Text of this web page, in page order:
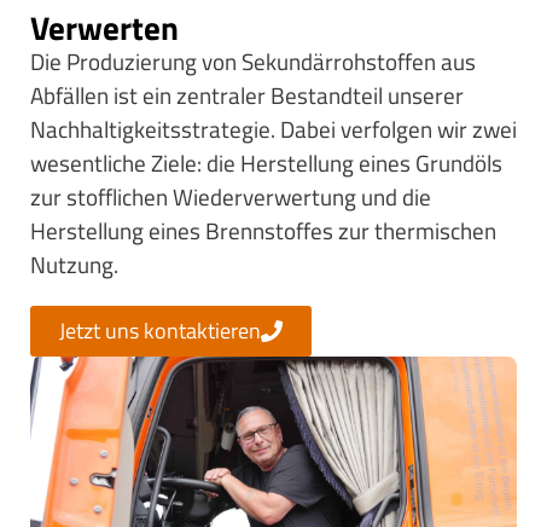
Verwerten
Die Produzierung von Sekundärrohstoffen aus
Abfällen ist ein zentraler Bestandteil unserer
Nachhaltigkeitsstrategie. Dabei verfolgen wir zwei
wesentliche Ziele: die Herstellung eines Grundöls
zur stofflichen Wiederverwertung und die
Herstellung eines Brennstoffes zur thermischen
Nutzung.
Jetzt uns kontaktieren